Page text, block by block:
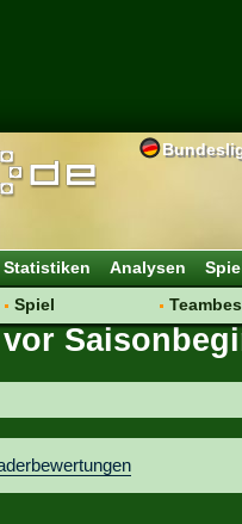
Statistiken Analysen
Spiel
Regeln & Tipps